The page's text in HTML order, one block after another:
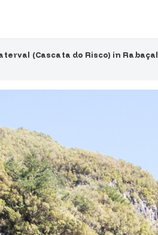
(Cascata do Risco) in Rabaçal